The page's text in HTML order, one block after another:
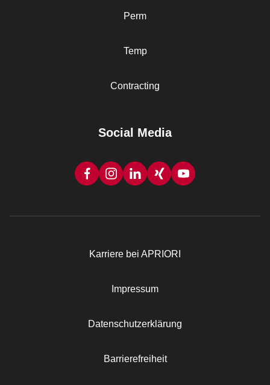
Perm
Temp
Contracting
Social Media
Karriere bei APRIORI
Impressum
Datenschutzerklärung
Barrierefreiheit